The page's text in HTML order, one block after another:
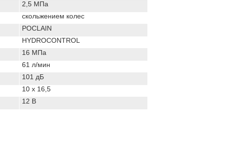
2,5 МПа
скольжением колес
POCLAIN
HYDROCONTROL
16 МПа
61 л/мин
101 дБ
10 x 16,5
12 B